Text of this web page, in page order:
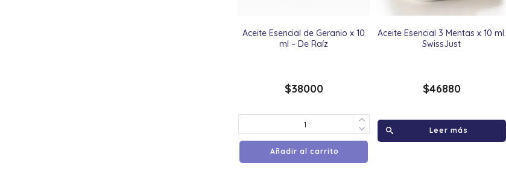
Aceite Esencial de Geranio x 10
ml – De Raíz
$38000
Añadir al carrito
Aceite Esencial 3 Mentas x 10 ml.
SwissJust
$46880
Leer más